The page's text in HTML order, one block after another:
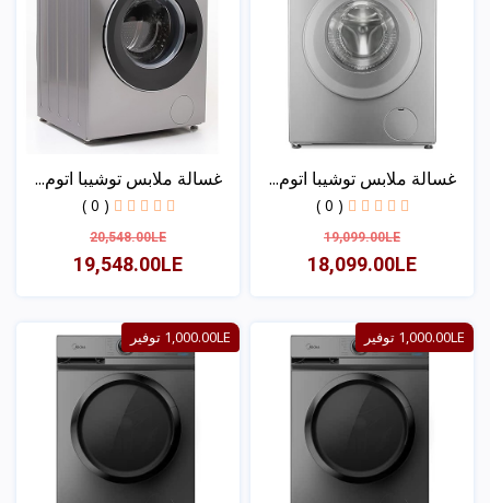
غسالة ملابس توشيبا اتوم...
( 0 )
19,099.00LE
18,099.00LE
عرض
غسالة ملابس توشيبا اتوم...
( 0 )
20,548.00LE
19,548.00LE
عرض
1,000.00LE توفير 1,000.00LE توفير